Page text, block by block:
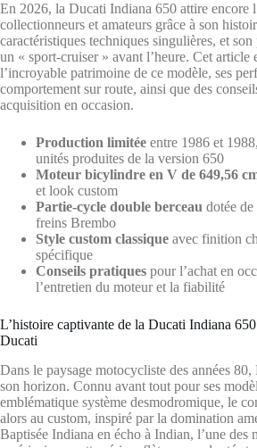
En 2026, la Ducati Indiana 650 attire encore
collectionneurs et amateurs grâce à son
caractéristiques techniques singulières, et
un « sport-cruiser » avant l’heure. Cet article
l’incroyable patrimoine de ce modèle, ses
comportement sur route, ainsi que des
acquisition en occasion.
Production limitée entre 1986 et
unités produites de la version 650
Moteur bicylindre en V de 649,56
et look custom
Partie-cycle double berceau dotée
freins Brembo
Style custom classique avec finition
spécifique
Conseils pratiques pour l’achat en
l’entretien du moteur et la fiabilité
L’histoire captivante de la Ducati Indiana
Ducati
Dans le paysage motocycliste des années
son horizon. Connu avant tout pour ses
emblématique système desmodromique, le
alors au custom, inspiré par la domination
Baptisée Indiana en écho à Indian, l’une des